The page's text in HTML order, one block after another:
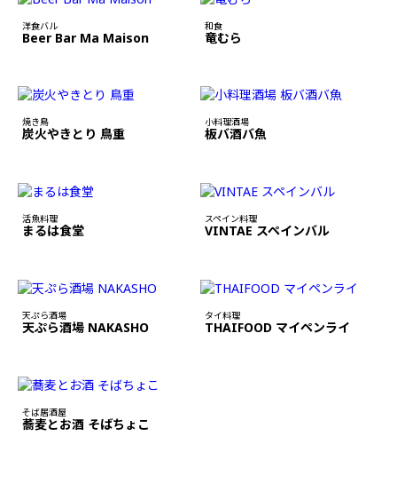
洋食バル
Beer Bar Ma Maison
和食
竜むら
焼き鳥
炭火やきとり 鳥重
小料理酒場
板バ酒バ魚
活魚料理
まるは食堂
スペイン料理
VINTAE スペインバル
天ぷら酒場
天ぷら酒場 NAKASHO
タイ料理
THAIFOOD マイペンライ
そば居酒屋
蕎麦とお酒 そばちょこ